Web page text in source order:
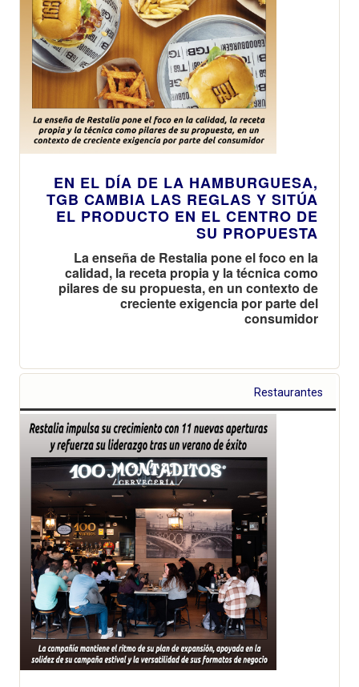
EN EL DÍA DE LA HAMBURGUESA,
TGB CAMBIA LAS REGLAS Y SITÚA
EL PRODUCTO EN EL CENTRO DE
SU PROPUESTA
La enseña de Restalia pone el foco en la
calidad, la receta propia y la técnica como
pilares de su propuesta, en un contexto de
creciente exigencia por parte del
consumidor
Restaurantes